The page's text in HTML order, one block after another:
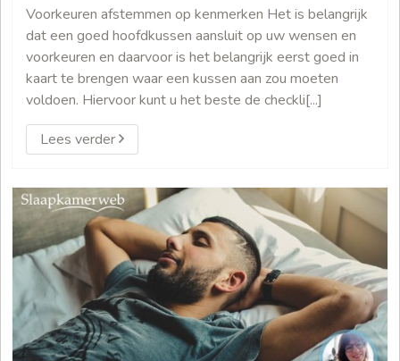
Voorkeuren afstemmen op kenmerken Het is belangrijk
dat een goed hoofdkussen aansluit op uw wensen en
voorkeuren en daarvoor is het belangrijk eerst goed in
kaart te brengen waar een kussen aan zou moeten
voldoen. Hiervoor kunt u het beste de checkli[...]
Lees verder